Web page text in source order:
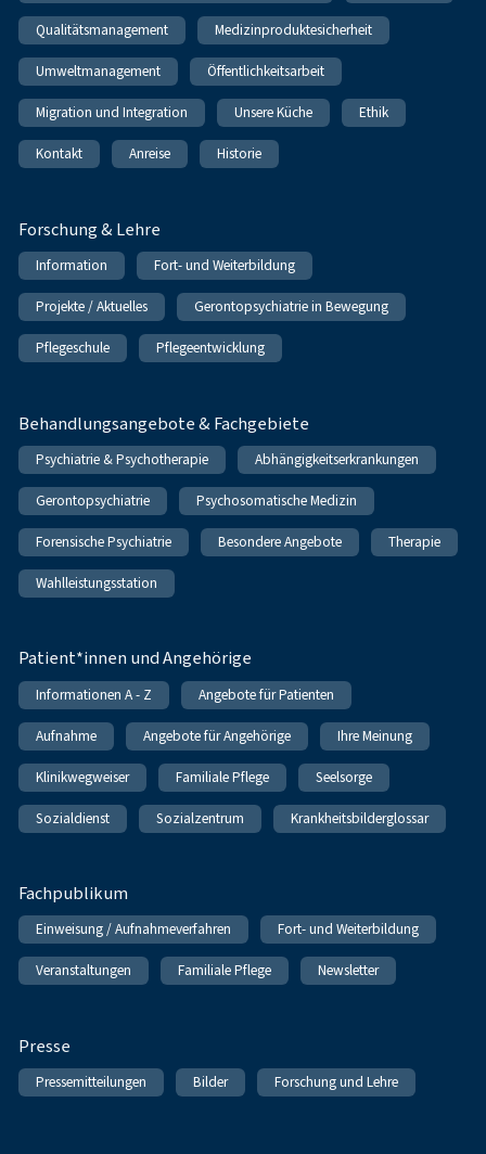
Qualitätsmanagement Medizinproduktesicherheit
Umweltmanagement Öffentlichkeitsarbeit
Migration und Integration Unsere Küche Ethik
Kontakt Anreise Historie
Forschung & Lehre
Information Fort- und Weiterbildung
Projekte / Aktuelles Gerontopsychiatrie in Bewegung
Pflegeschule Pflegeentwicklung
Behandlungsangebote & Fachgebiete
Psychiatrie & Psychotherapie Abhängigkeitserkrankungen
Gerontopsychiatrie Psychosomatische Medizin
Forensische Psychiatrie Besondere Angebote Therapie
Wahlleistungsstation
Patient*innen und Angehörige
Informationen A - Z Angebote für Patienten
Aufnahme Angebote für Angehörige Ihre Meinung
Klinikwegweiser Familiale Pflege Seelsorge
Sozialdienst Sozialzentrum Krankheitsbilderglossar
Fachpublikum
Einweisung / Aufnahmeverfahren Fort- und Weiterbildung
Veranstaltungen Familiale Pflege Newsletter
Presse
Pressemitteilungen Bilder Forschung und Lehre